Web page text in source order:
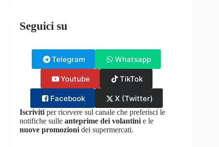
Seguici su
Telegram Whatsapp
Youtube TikTok
Facebook X (Twitter)
Iscrivitiper ricevere sul canale che preferisci le
notifiche sulle anteprime dei volantinie le
nuove promozionidei supermercati.